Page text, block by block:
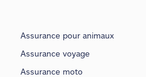
Assurance pour animaux
Assurance voyage
Assurance moto